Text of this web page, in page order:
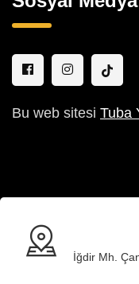
Bu web sitesi Tuba
İğdir Mh.